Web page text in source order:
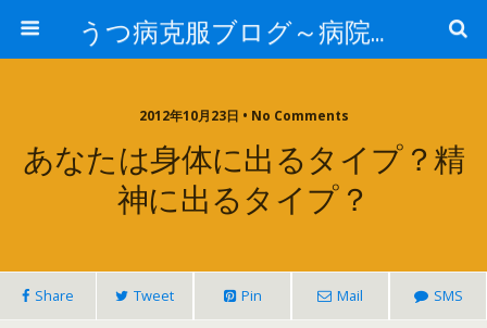
うつ病克服ブログ～病院へ行かずに治療するには～
2012年10月23日 • No Comments
あなたは身体に出るタイプ？精
神に出るタイプ？
Share Tweet Pin Mail SMS